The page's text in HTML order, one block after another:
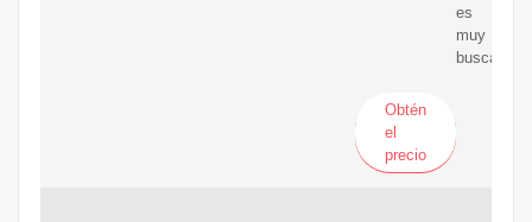
es
muy
buscada.
Obtén
el
precio